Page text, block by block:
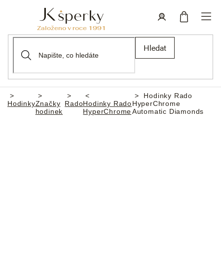
Hledat
Domů
HodinkyZnačky
hodinek
RadoHodinky Rado
HyperChrome
Hodinky Rado
HyperChrome
Automatic Diamonds